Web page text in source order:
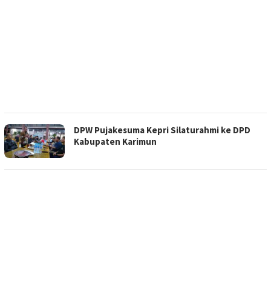
DPW Pujakesuma Kepri Silaturahmi ke DPD
Kabupaten Karimun